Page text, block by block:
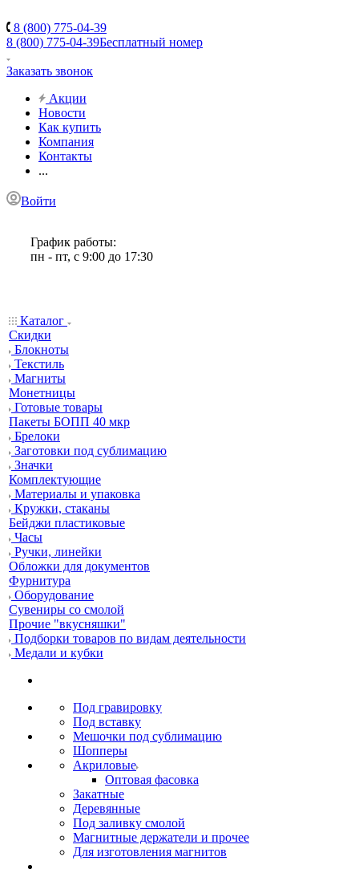
8 (800) 775-04-39
8 (800) 775-04-39Бесплатный номер
Заказать звонок
Акции
Новости
Как купить
Компания
Контакты
...
Войти
График работы:
пн - пт, с 9:00 до 17:30
Каталог
Скидки
Блокноты
Текстиль
Магниты
Монетницы
Готовые товары
Пакеты БОПП 40 мкр
Брелоки
Заготовки под сублимацию
Значки
Комплектующие
Материалы и упаковка
Кружки, стаканы
Бейджи пластиковые
Часы
Ручки, линейки
Обложки для документов
Фурнитура
Оборудование
Сувениры со смолой
Прочие "вкусняшки"
Подборки товаров по видам деятельности
Медали и кубки
Под гравировку
Под вставку
Мешочки под сублимацию
Шопперы
Акриловые
Оптовая фасовка
Закатные
Деревянные
Под заливку смолой
Магнитные держатели и прочее
Для изготовления магнитов